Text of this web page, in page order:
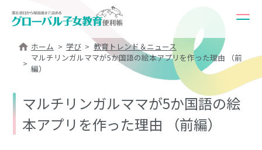
ホーム 学び
教育トレンド＆ニュース
マルチリンガルママが5か国語の絵本アプリを作った理由 （前
編）
マルチリンガルママが5か国語の絵
本アプリを作った理由 （前編）